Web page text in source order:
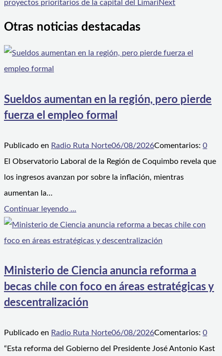
proyectos prioritarios de la capital del LimaríNext
Otras noticias destacadas
Sueldos aumentan en la región, pero pierde
fuerza el empleo formal
Publicado en Radio Ruta Norte06/08/2026Comentarios: 0
El Observatorio Laboral de la Región de Coquimbo revela que
los ingresos avanzan por sobre la inflación, mientras
aumentan la…
Continuar leyendo ...
Ministerio de Ciencia anuncia reforma a
becas chile con foco en áreas estratégicas y
descentralización
Publicado en Radio Ruta Norte06/08/2026Comentarios: 0
“Esta reforma del Gobierno del Presidente José Antonio Kast